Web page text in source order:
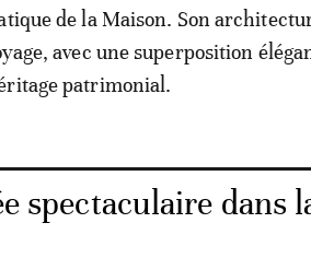
de la Maison. Son
avec une superposition
patrimonial.
spectaculaire dans